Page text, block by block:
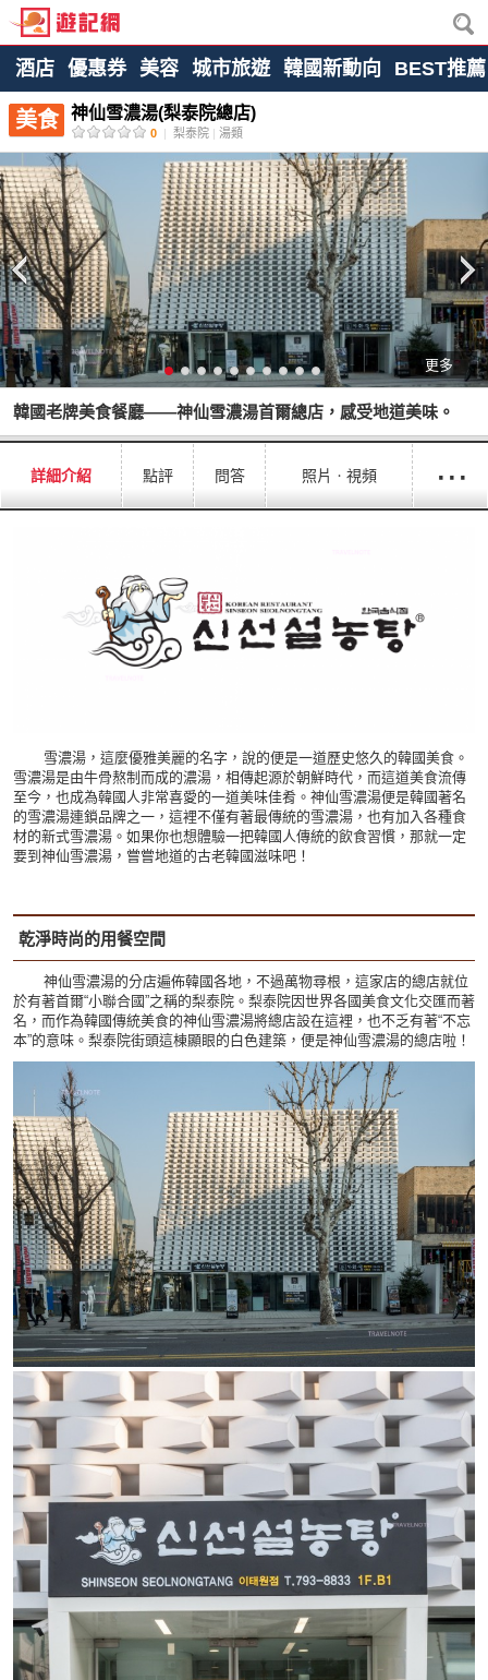
酒店 優惠券 美容 城市旅遊 韓國新動向 BEST推薦
美食 神仙雪濃湯(梨泰院總店)
0 | 梨泰院 | 湯類
更多
韓國老牌美食餐廳——神仙雪濃湯首爾總店，感受地道美味。
詳細介紹 點評 問答 照片ㆍ視頻 ···
雪濃湯，這麼優雅美麗的名字，說的便是一道歷史悠久的韓國美食。
雪濃湯是由牛骨熬制而成的濃湯，相傳起源於朝鮮時代，而這道美食流傳
至今，也成為韓國人非常喜愛的一道美味佳肴。神仙雪濃湯便是韓國著名
的雪濃湯連鎖品牌之一，這裡不僅有著最傳統的雪濃湯，也有加入各種食
材的新式雪濃湯。如果你也想體驗一把韓國人傳統的飲食習慣，那就一定
要到神仙雪濃湯，嘗嘗地道的古老韓國滋味吧！
乾淨時尚的用餐空間
神仙雪濃湯的分店遍佈韓國各地，不過萬物尋根，這家店的總店就位
於有著首爾“小聯合國”之稱的梨泰院。梨泰院因世界各國美食文化交匯而著
名，而作為韓國傳統美食的神仙雪濃湯將總店設在這裡，也不乏有著“不忘
本”的意味。梨泰院街頭這棟顯眼的白色建築，便是神仙雪濃湯的總店啦！